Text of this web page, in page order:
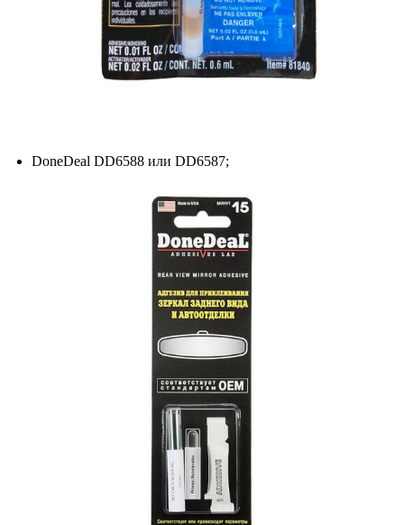
DoneDeal DD6588 или DD6587;